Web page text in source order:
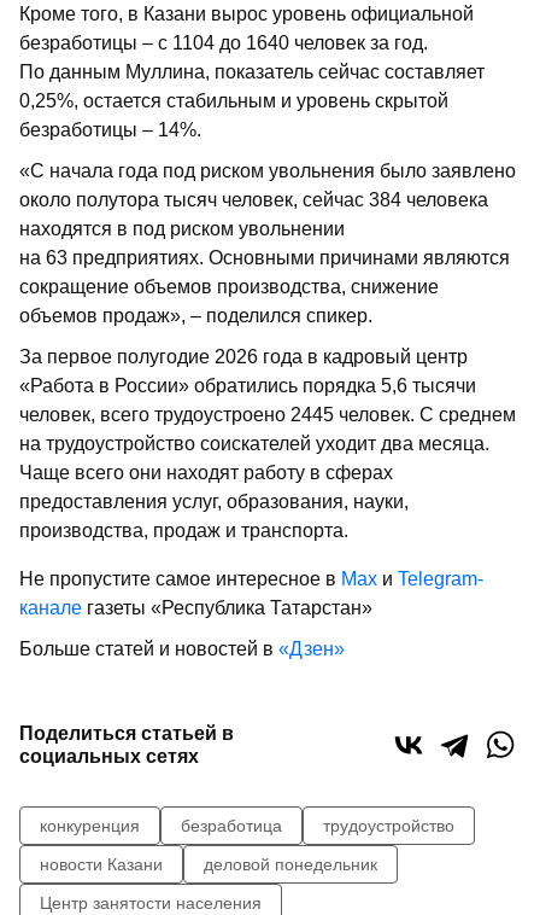
Кроме того, в Казани вырос уровень официальной
безработицы – с 1104 до 1640 человек за год.
По данным Муллина, показатель сейчас составляет
0,25%, остается стабильным и уровень скрытой
безработицы – 14%.
«С начала года под риском увольнения было заявлено
около полутора тысяч человек, сейчас 384 человека
находятся в под риском увольнении
на 63 предприятиях. Основными причинами являются
сокращение объемов производства, снижение
объемов продаж», – поделился спикер.
За первое полугодие 2026 года в кадровый центр
«Работа в России» обратились порядка 5,6 тысячи
человек, всего трудоустроено 2445 человек. С среднем
на трудоустройство соискателей уходит два месяца.
Чаще всего они находят работу в сферах
предоставления услуг, образования, науки,
производства, продаж и транспорта.
Не пропустите самое интересное в Max и Telegram-
канале газеты «Республика Татарстан»
Больше статей и новостей в «Дзен»
Поделиться статьей в
социальных сетях
конкуренция безработица
трудоустройство
новости Казани
деловой понедельник
Центр занятости населения